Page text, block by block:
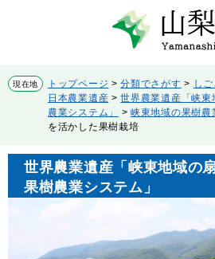
先
頭
を
飛
現在地 トップページ >分類でさがす > しご
日本農業遺産 >世界農業遺産「峡東
農業システム」
>峡東地域の果樹農
を活かした果樹栽培
世界農業遺産「峡東地域の
果樹農業システム」